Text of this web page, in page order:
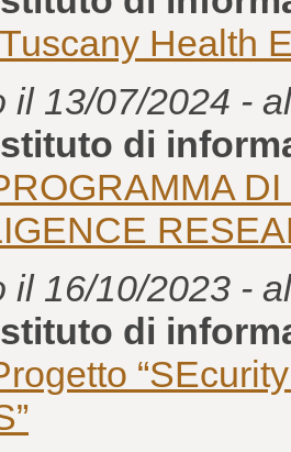
Health
il 13/07/2024 -
di
il 16/10/2023 -
di